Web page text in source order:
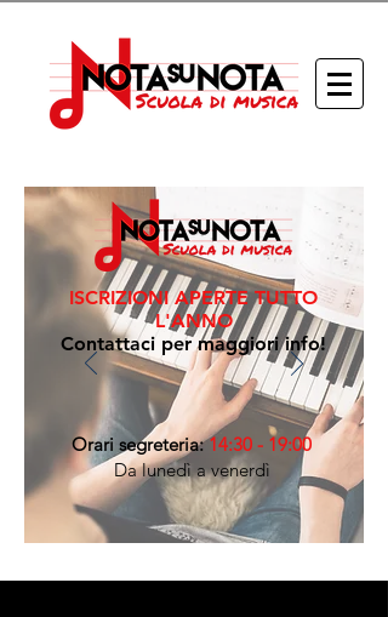
ISCRIZIONI APERTE TUTTO
L'ANNO
Contattaci per maggiori info!
Orari segreteria:14:30 - 19:00
Da lunedì a venerdì